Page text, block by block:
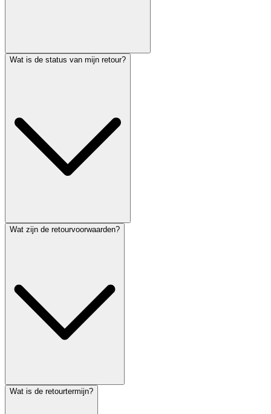
Wat is de status van mijn retour?
Wat zijn de retourvoorwaarden?
Wat is de retourtermijn?